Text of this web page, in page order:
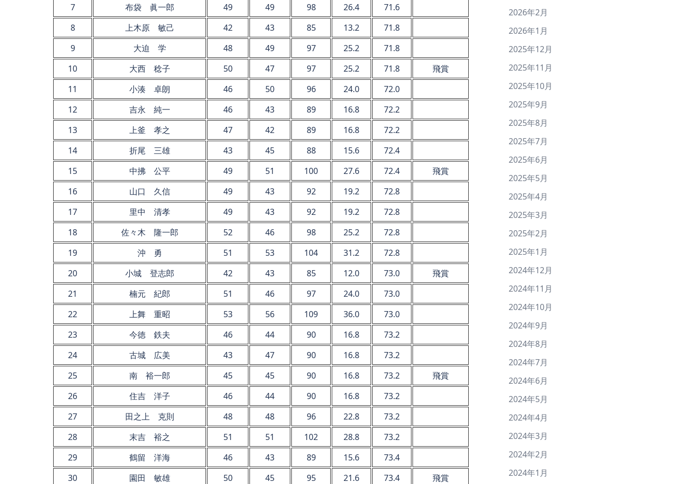
7
布袋 眞一郎 49 49 98 26.4
71.6
8
上木原 敏己 42 43 85 13.2
71.8
9
大迫 学 48 49 97 25.2
71.8
10
大西 稔子 50 47 97 25.2 71.8
飛賞
11
小湊 卓朗 46 50 96 24.0
72.0
12
吉永 純一 46 43 89 16.8
72.2
13
上釜 孝之 47 42 89 16.8
72.2
14
折尾 三雄 43 45 88 15.6
72.4
15
中拂 公平 49 51 100 27.6 72.4
飛賞
16
山口 久信 49 43 92 19.2
72.8
17
里中 清孝 49 43 92 19.2
72.8
18
佐々木 隆一郎 52 46 98 25.2
72.8
19
沖 勇 51 53 104 31.2
72.8
20
小城 登志郎 42 43 85 12.0 73.0
飛賞
21
楠元 紀郎 51 46 97 24.0
73.0
22
上舞 重昭 53 56 109 36.0
73.0
23
今徳 鉄夫 46 44 90 16.8
73.2
24
古城 広美 43 47 90 16.8
73.2
25
南 裕一郎 45 45 90 16.8 73.2
飛賞
26
住吉 洋子 46 44 90 16.8
73.2
27
田之上 克則 48 48 96 22.8
73.2
28
末吉 裕之 51 51 102 28.8
73.2
29
鶴留 洋海 46 43 89 15.6
73.4
30
園田 敏雄 50 45 95 21.6 73.4
飛賞
2026年2月
2026年1月
2025年12月
2025年11月
2025年10月
2025年9月
2025年8月
2025年7月
2025年6月
2025年5月
2025年4月
2025年3月
2025年2月
2025年1月
2024年12月
2024年11月
2024年10月
2024年9月
2024年8月
2024年7月
2024年6月
2024年5月
2024年4月
2024年3月
2024年2月
2024年1月